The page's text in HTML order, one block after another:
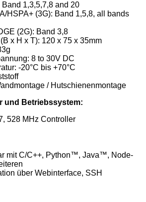
Band 1,3,5,7,8 and 20
HSPA+ (3G): Band 1,5,8, all bands
(2G): Band 3,8
x H x T): 120 x 75 x 35mm
8 to 30V DC
-20°C bis +70°C
/ Hutschienenmontage
und Betriebssystem:
528 MHz Controller
mit C/C++, Python™, Java™, Node-
über Webinterface, SSH